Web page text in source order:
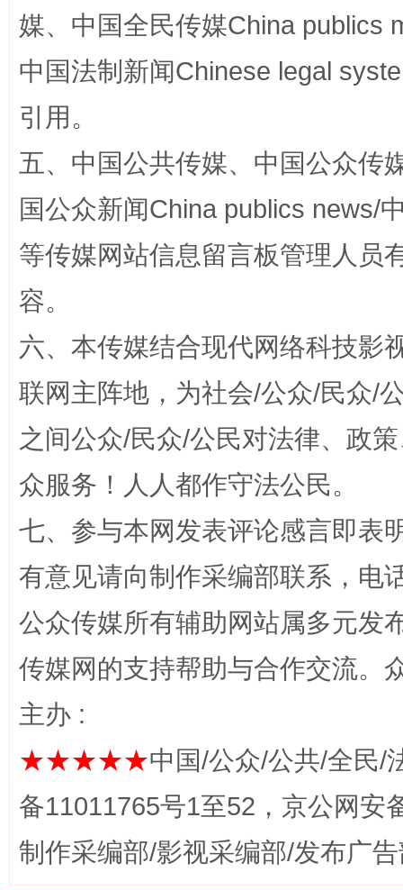
漫山遍野的桃花与雪山、麦地、白藏房 除
招工难、用工荒背后
网上购药对药下症？
媒、中国全民传媒China publics
中国法制新闻Chinese legal
引用。
五、中国公共传媒、中国公众传
国公众新闻China publics news/
等传媒网站信息留言板管理人员
容。
六、本传媒结合现代网络科技影
联网主阵地，为社会/公众/民众/
之间公众/民众/公民对法律、政
众服务！人人都作守法公民。
七、参与本网发表评论感言即表
有意见请向制作采编部联系，电
公众传媒所有辅助网站属多元发
传媒网的支持帮助与合作交流。
主办 :
★★★★★中国/公众/公共/全民/
备11011765号1至52，京公网安
制作采编部/影视采编部/发布广